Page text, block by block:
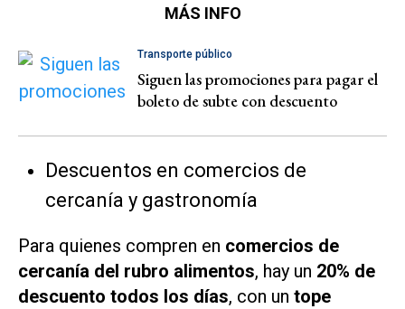
MÁS INFO
Transporte público
Siguen las promociones para pagar el
boleto de subte con descuento
Descuentos en comercios de
cercanía y gastronomía
Para quienes compren en comercios de
cercanía del rubro alimentos, hay un 20% de
descuento todos los días, con un tope